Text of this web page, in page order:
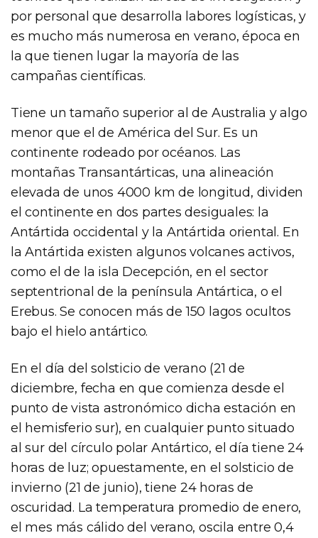
por personal que desarrolla labores logísticas, y
es mucho más numerosa en verano, época en
la que tienen lugar la mayoría de las
campañas científicas.
Tiene un tamaño superior al de Australia y algo
menor que el de América del Sur. Es un
continente rodeado por océanos. Las
montañas Transantárticas, una alineación
elevada de unos 4000 km de longitud, dividen
el continente en dos partes desiguales: la
Antártida occidental y la Antártida oriental. En
la Antártida existen algunos volcanes activos,
como el de la isla Decepción, en el sector
septentrional de la península Antártica, o el
Erebus. Se conocen más de 150 lagos ocultos
bajo el hielo antártico.
En el día del solsticio de verano (21 de
diciembre, fecha en que comienza desde el
punto de vista astronómico dicha estación en
el hemisferio sur), en cualquier punto situado
al sur del círculo polar Antártico, el día tiene 24
horas de luz; opuestamente, en el solsticio de
invierno (21 de junio), tiene 24 horas de
oscuridad. La temperatura promedio de enero,
el mes más cálido del verano, oscila entre 0,4